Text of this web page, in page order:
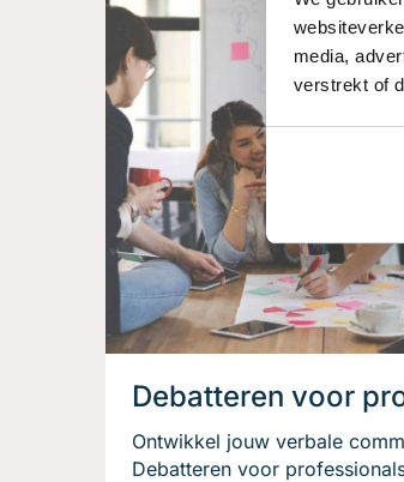
media,
verstrekt of
Debatteren voor
Ontwikkel jouw verbale
Debatteren voor